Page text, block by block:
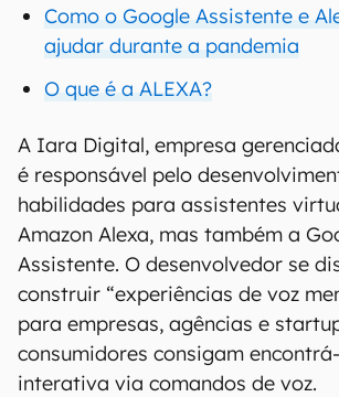
Como o Google Assistente e
ajudar durante a pandemia
O que é a ALEXA?
A Iara Digital, empresa
é responsável pelo
habilidades para assistentes
Amazon Alexa, mas também a
Assistente. O desenvolvedor se
construir “experiências de voz
para empresas, agências e
consumidores consigam
interativa via comandos de voz.